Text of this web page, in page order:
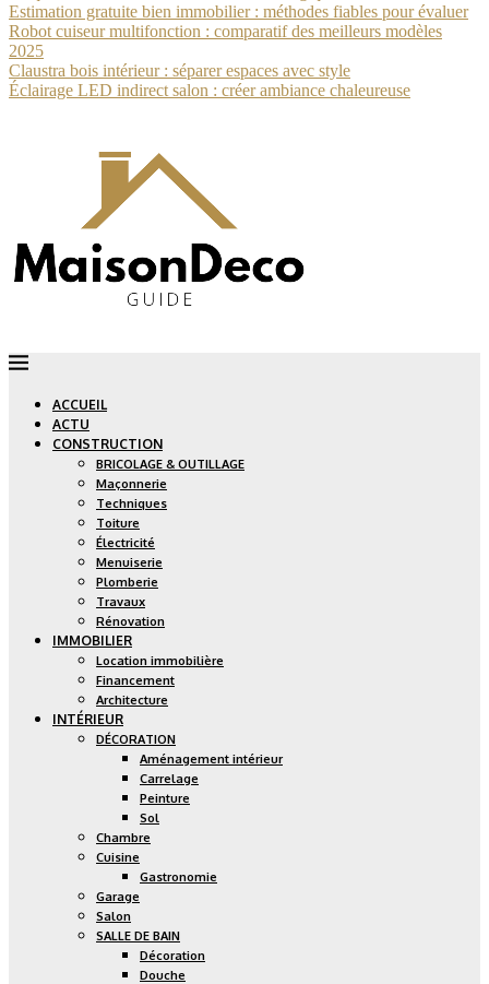
Estimation gratuite bien immobilier : méthodes fiables pour évaluer
Robot cuiseur multifonction : comparatif des meilleurs modèles
2025
Claustra bois intérieur : séparer espaces avec style
Éclairage LED indirect salon : créer ambiance chaleureuse
ACCUEIL
ACTU
CONSTRUCTION
BRICOLAGE & OUTILLAGE
Maçonnerie
Techniques
Toiture
Électricité
Menuiserie
Plomberie
Travaux
Rénovation
IMMOBILIER
Location immobilière
Financement
Architecture
INTÉRIEUR
DÉCORATION
Aménagement intérieur
Carrelage
Peinture
Sol
Chambre
Cuisine
Gastronomie
Garage
Salon
SALLE DE BAIN
Décoration
Douche